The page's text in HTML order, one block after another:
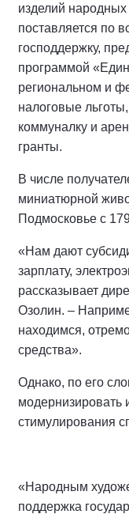
изделий
поставляется по
господдержку,
программой
региональном и
налоговые
коммуналку и
гранты.
В числе
миниатюрной
Подмосковье с
«Нам дают
зарплату,
рассказывает
Озолин. –
находимся,
средства».
Однако, по его
модернизировать
стимулирования
«Народным
поддержка